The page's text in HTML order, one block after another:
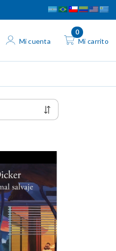
Mi cuenta Mi carrito
0